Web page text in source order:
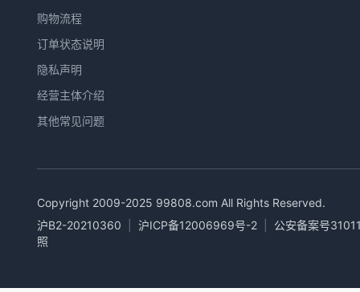
购物流程
订单状态说明
隐私声明
经营主体介绍
其他常见问题
Copyright 2009-2025 99808.com All Rights Reserved.
沪B2-20210360
沪ICP备12006969号-2
公安备案号
照